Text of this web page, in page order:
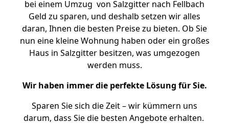
bei einem Umzug von Salzgitter nach Fellbach
Geld zu sparen, und deshalb setzen wir alles
daran, Ihnen die besten Preise zu bieten. Ob Sie
nun eine kleine Wohnung haben oder ein großes
Haus in Salzgitter besitzen, was umgezogen
werden muss.
Wir haben immer die perfekte Lösung für Sie.
Sparen Sie sich die Zeit – wir kümmern uns
darum, dass Sie die besten Angebote erhalten.